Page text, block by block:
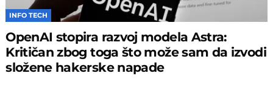
INFO TECH
OpenAI stopira razvoj modela Astra:
Kritičan zbog toga što može sam da izvodi
složene hakerske napade